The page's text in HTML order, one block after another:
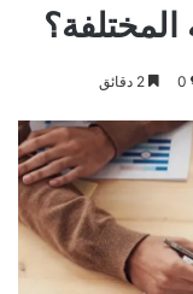
المختلفة؟
0